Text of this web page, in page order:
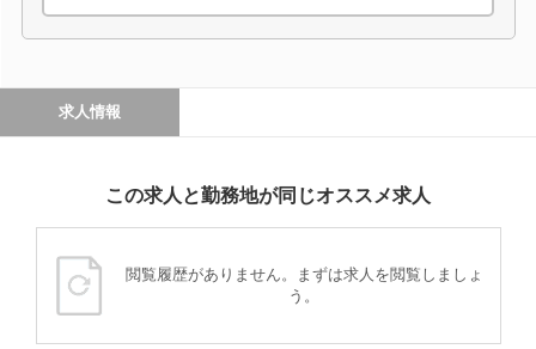
求人情報
この求人と勤務地が同じオススメ求人
閲覧履歴がありません。まずは求人を閲覧しましょ
う。